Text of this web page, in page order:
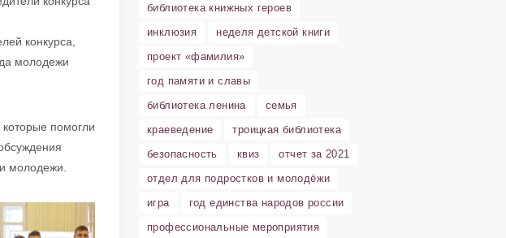
конкурса,
молодежи
помогли
молодежи.
библиотека книжных героев
инклюзия
неделя детской книги
проект «фамилия»
год памяти и славы
библиотека ленина
семья
краеведение
троицкая библиотека
безопасность
квиз
отчет за 2021
отдел для подростков и молодёжи
игра
год единства народов россии
профессиональные мероприятия